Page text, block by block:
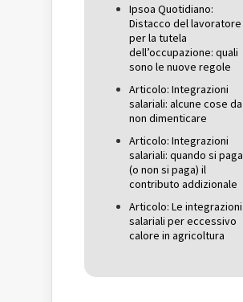
Ipsoa Quotidiano:
Distacco del lavoratore
per la tutela
dell’occupazione: quali
sono le nuove regole
Articolo: Integrazioni
salariali: alcune cose da
non dimenticare
Articolo: Integrazioni
salariali: quando si paga
(o non si paga) il
contributo addizionale
Articolo: Le integrazioni
salariali per eccessivo
calore in agricoltura